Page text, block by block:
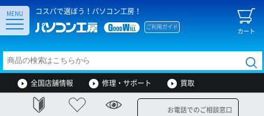
コスパで選ぼう！パソコン工房！
カート
ご利用ガイド
MENU
全国店舗情報 修理・サポート 買取
お電話でのご相談窓口